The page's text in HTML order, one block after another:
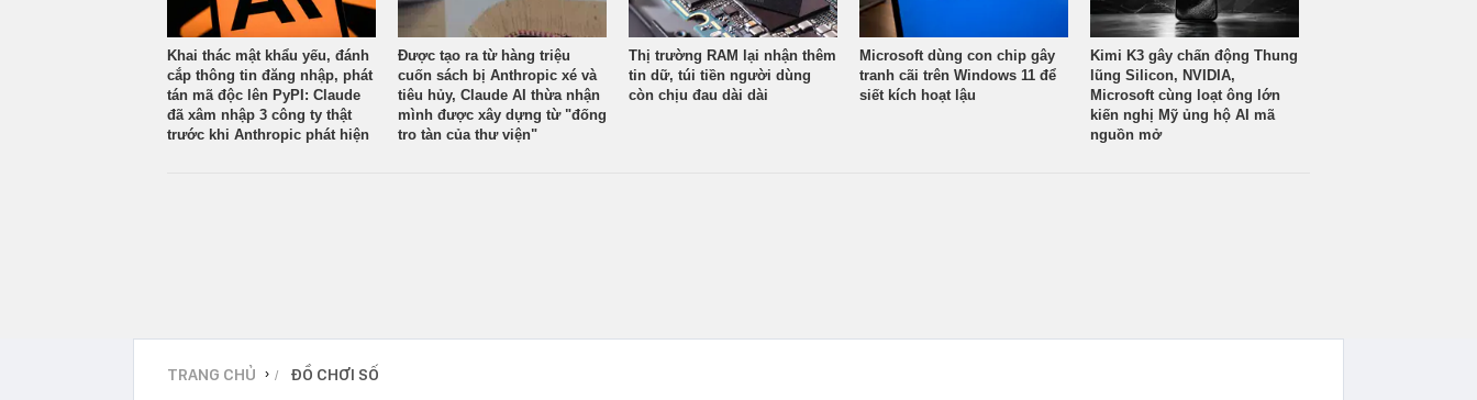
Khai thác mật khẩu yếu, đánh
cắp thông tin đăng nhập, phát
tán mã độc lên PyPI: Claude
đã xâm nhập 3 công ty thật
trước khi Anthropic phát hiện
Được tạo ra từ hàng triệu
cuốn sách bị Anthropic xé và
tiêu hủy, Claude AI thừa nhận
mình được xây dựng từ "đống
tro tàn của thư viện"
Thị trường RAM lại nhận thêm
tin dữ, túi tiền người dùng
còn chịu đau dài dài
Microsoft dùng con chip gây
tranh cãi trên Windows 11 để
siết kích hoạt lậu
Kimi K3 gây chấn động Thung
lũng Silicon, NVIDIA,
Microsoft cùng loạt ông lớn
kiến nghị Mỹ ủng hộ AI mã
nguồn mở
TRANG CHỦ › ĐỒ CHƠI SỐ